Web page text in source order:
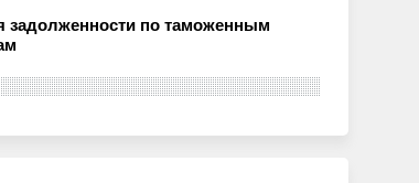
задолженности по таможенным